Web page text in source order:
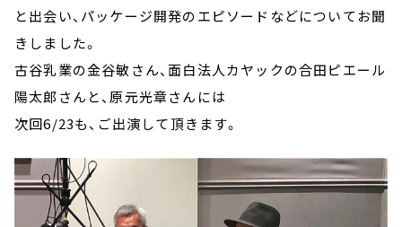
と出会い、パッケージ開発のエピソードなどについてお聞
きしました。
古谷乳業の金谷敏さん、面白法人カヤックの合田ピエール
陽太郎さんと、原元光章さんには
次回6/23も、ご出演して頂きます。